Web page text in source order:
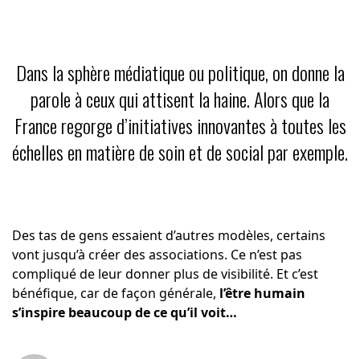
Dans la sphère médiatique ou politique, on donne la
parole à ceux qui attisent la haine. Alors que la
France regorge d’initiatives innovantes à toutes les
échelles en matière de soin et de social par exemple.
Des tas de gens essaient d’autres modèles, certains
vont jusqu’à créer des associations. Ce n’est pas
compliqué de leur donner plus de visibilité. Et c’est
bénéfique, car de façon générale, l’être humain
s’inspire beaucoup de ce qu’il voit…